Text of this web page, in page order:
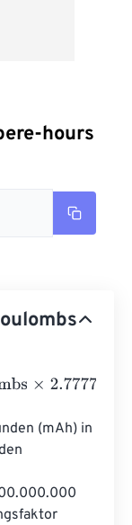
hours
e-13
(mAh) in